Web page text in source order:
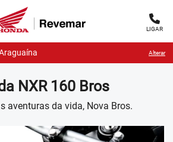
LIGAR
Alterar
NXR 160 Bros
aventuras da vida, Nova Bros.